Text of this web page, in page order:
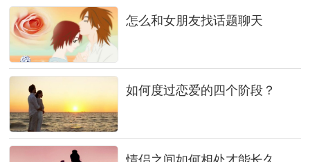
怎么和女朋友找话题聊天
如何度过恋爱的四个阶段？